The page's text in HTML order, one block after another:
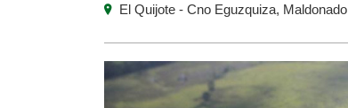
El Quijote - Cno Eguzquiza, Maldonado